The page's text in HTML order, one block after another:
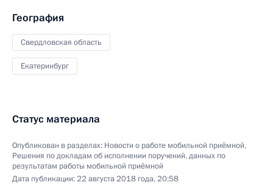
География
Свердловская область
Екатеринбург
Статус материала
Опубликован в разделах: Новости о работе мобильной приёмной,
Решения по докладам об исполнении поручений, данных по
результатам работы мобильной приёмной
Дата публикации:22 августа 2018 года, 20:58